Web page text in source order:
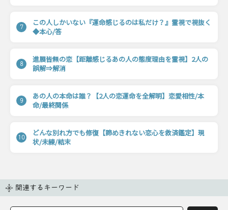
7
この人しかいない『運命感じるのは私だけ？』霊視で視抜く
◆本心/答
8
進展皆無の恋【距離感じるあの人の態度理由を霊視】2人の
誤解⇒解消
9
あの人の本命は誰？【2人の恋運命を全解明】恋愛相性/本
命/最終関係
10
どんな別れ方でも修復【諦めきれない恋心を救済鑑定】現
状/未練/結末
関連するキーワード